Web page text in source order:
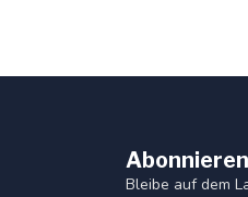
Bleibe auf dem